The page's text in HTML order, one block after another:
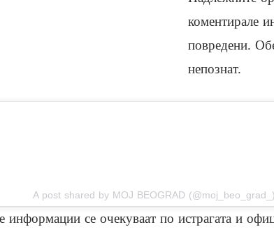
коментирале
повредени.
непознат.
A post shared by MOJ BEOGRAD (@moj_beo_grad_)
информации се очекуваат по истрагата и